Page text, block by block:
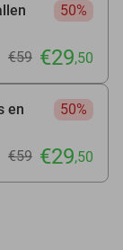
50%
€59 €29,50
en
50%
€59 €29,50